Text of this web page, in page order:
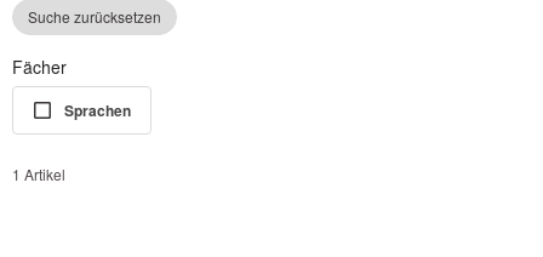
Suche zurücksetzen
Fächer
Sprachen
1 Artikel